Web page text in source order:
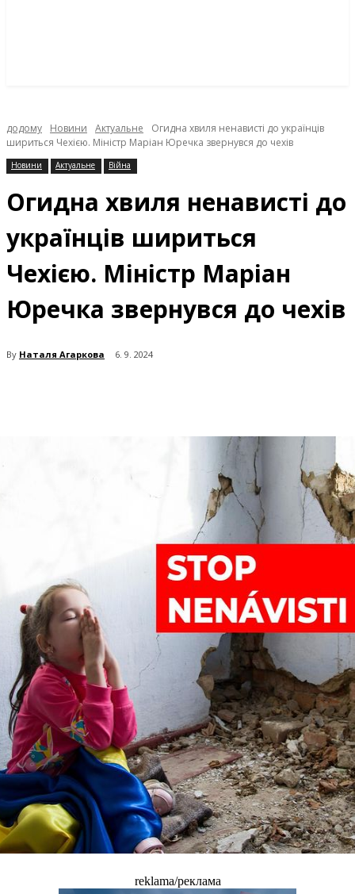
додому Новини Актуальне
Огидна хвиля ненависті до українців
шириться Чехією. Міністр Маріан Юречка звернувся до чехів
Новини Актуальне Війна
Огидна хвиля ненависті до
українців шириться
Чехією. Міністр Маріан
Юречка звернувся до чехів
By Наталя Агаркова 6. 9. 2024
reklama/реклама